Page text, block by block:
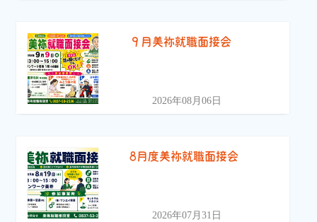
９月美祢就職面接会
2026年08月06日
8月度美祢就職面接会
2026年07月31日